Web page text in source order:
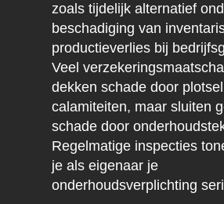
zoals tijdelijk alternatief
beschadiging van
productieverlies bij
Veel
dekken schade door
calamiteiten, maar sluiten
schade door
Regelmatige inspecties
je als eigenaar je
onderhoudsverplichting